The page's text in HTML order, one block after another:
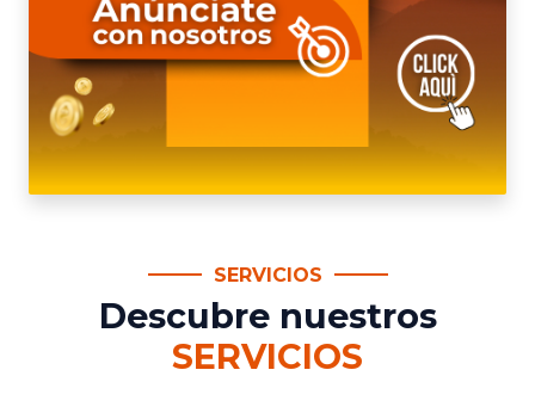
SERVICIOS
Descubre nuestros
SERVICIOS